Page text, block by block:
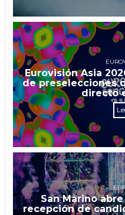
Eurovisión Asia
de preselecciones
directo
San Marino
recepción de